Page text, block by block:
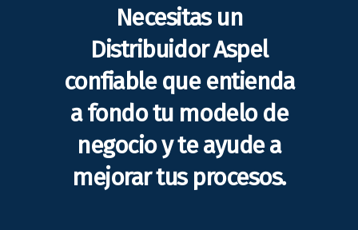
Necesitas un
Distribuidor Aspel
confiable que entienda
a fondo tu modelo de
negocio y te ayude a
mejorar tus procesos.